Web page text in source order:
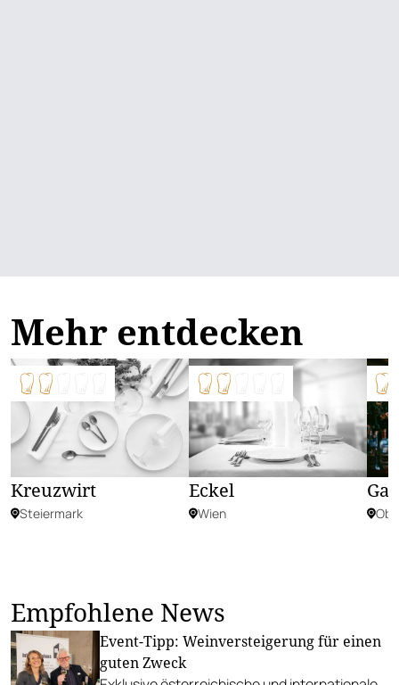
Mehr entdecken
Kreuzwirt
Steiermark
Eckel
Wien
Empfohlene News
Event-Tipp: Weinversteigerung für einen
guten Zweck